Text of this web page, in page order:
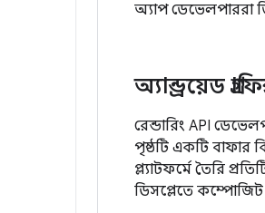
অ্যাপ ডেভেলপাররা
অ্যান্ড্রয়েড
রেন্ডারিং API
পৃষ্ঠটি একটি বাফার
প্ল্যাটফর্মে তৈরি
ডিসপ্লেতে কম্পোজিট